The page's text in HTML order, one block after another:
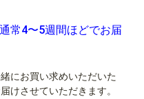
常4〜5週間ほどでお届
にお買い求めいただいた
けさせていただきます。